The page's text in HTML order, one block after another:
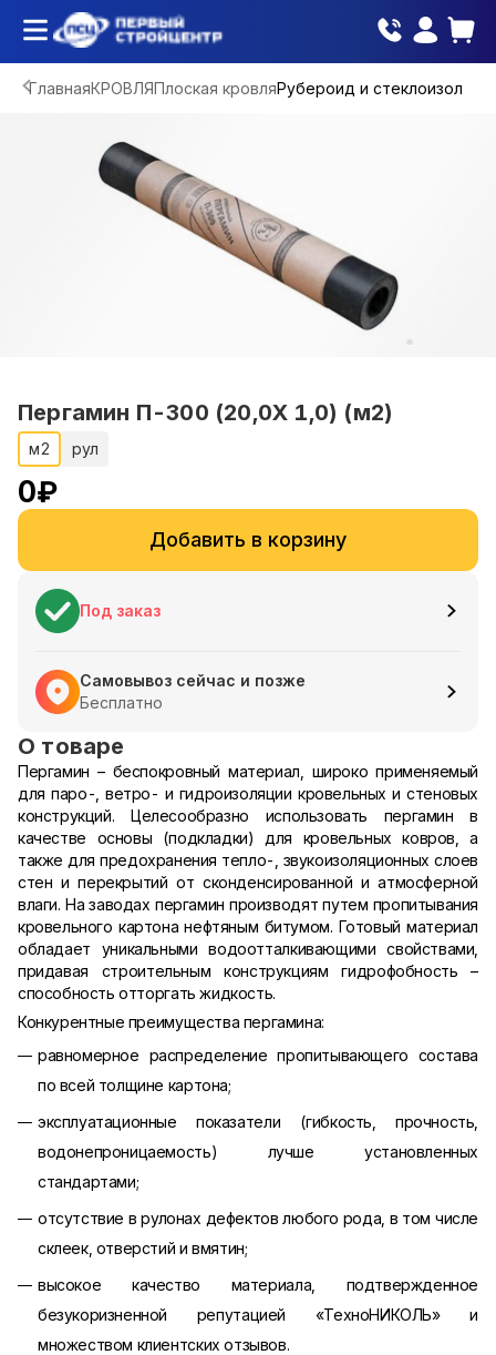
ГлавнаяКРОВЛЯПлоская кровляРубероид и стеклоизол
Пергамин П-300 (20,0Х 1,0) (м2)
м2 рул
0₽
Добавить в корзину
Под заказ
Самовывоз сейчас и позже
Бесплатно
О товаре
Пергамин – беспокровный материал, широко применяемый
для паро-, ветро- и гидроизоляции кровельных и стеновых
конструкций. Целесообразно использовать пергамин в
качестве основы (подкладки) для кровельных ковров, а
также для предохранения тепло-, звукоизоляционных слоев
стен и перекрытий от сконденсированной и атмосферной
влаги. На заводах пергамин производят путем пропитывания
кровельного картона нефтяным битумом. Готовый материал
обладает уникальными водоотталкивающими свойствами,
придавая строительным конструкциям гидрофобность –
способность отторгать жидкость.
Конкурентные преимущества пергамина:
равномерное распределение пропитывающего состава
по всей толщине картона;
эксплуатационные показатели (гибкость, прочность,
водонепроницаемость) лучше установленных
стандартами;
отсутствие в рулонах дефектов любого рода, в том числе
склеек, отверстий и вмятин;
высокое качество материала, подтвержденное
безукоризненной репутацией «ТехноНИКОЛЬ» и
множеством клиентских отзывов.